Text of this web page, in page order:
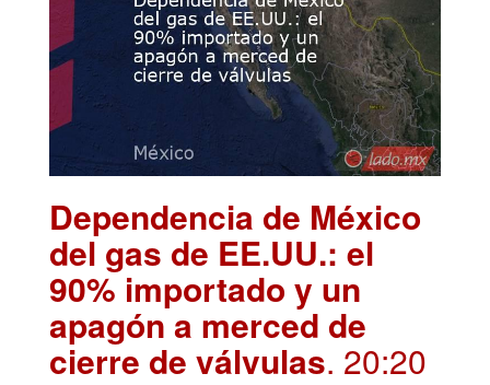
Dependencia de México
del gas de EE.UU.: el
90% importado y un
apagón a merced de
cierre de válvulas. 20:20